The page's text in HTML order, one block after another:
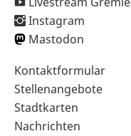
Instagram
Mastodon
Sekundärnavigation
im
Fußbereich
Kontaktformular
Stellenangebote
Stadtkarten
Nachrichten